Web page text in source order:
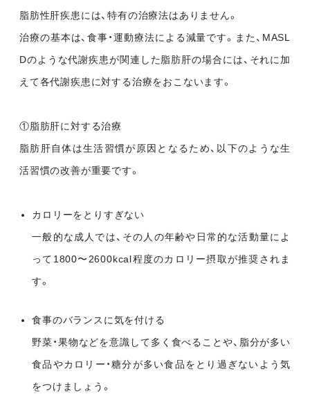
脂肪性肝疾患には、特有の治療法はありません。
治療の基本は、食事・運動療法による減量です。また、MASL
Dのような代謝疾患が関連した脂肪肝の場合には、それに加
えて各代謝疾患に対する治療をおこないます。
①脂肪肝に対する治療
脂肪肝自体は生活習慣が原因となるため、以下のような生
活習慣の改善が重要です。
カロリーをとりすぎない
一般的な成人では、その人の年齢や日常的な活動量によ
って1800〜2600kcal程度のカロリー摂取が推奨されま
す。
食事のバランスに気を付ける
野菜・果物などを意識して多く食べることや、脂分が多い
食品やカロリー・糖分が多い食品をとり過ぎないよう気
をつけましょう。